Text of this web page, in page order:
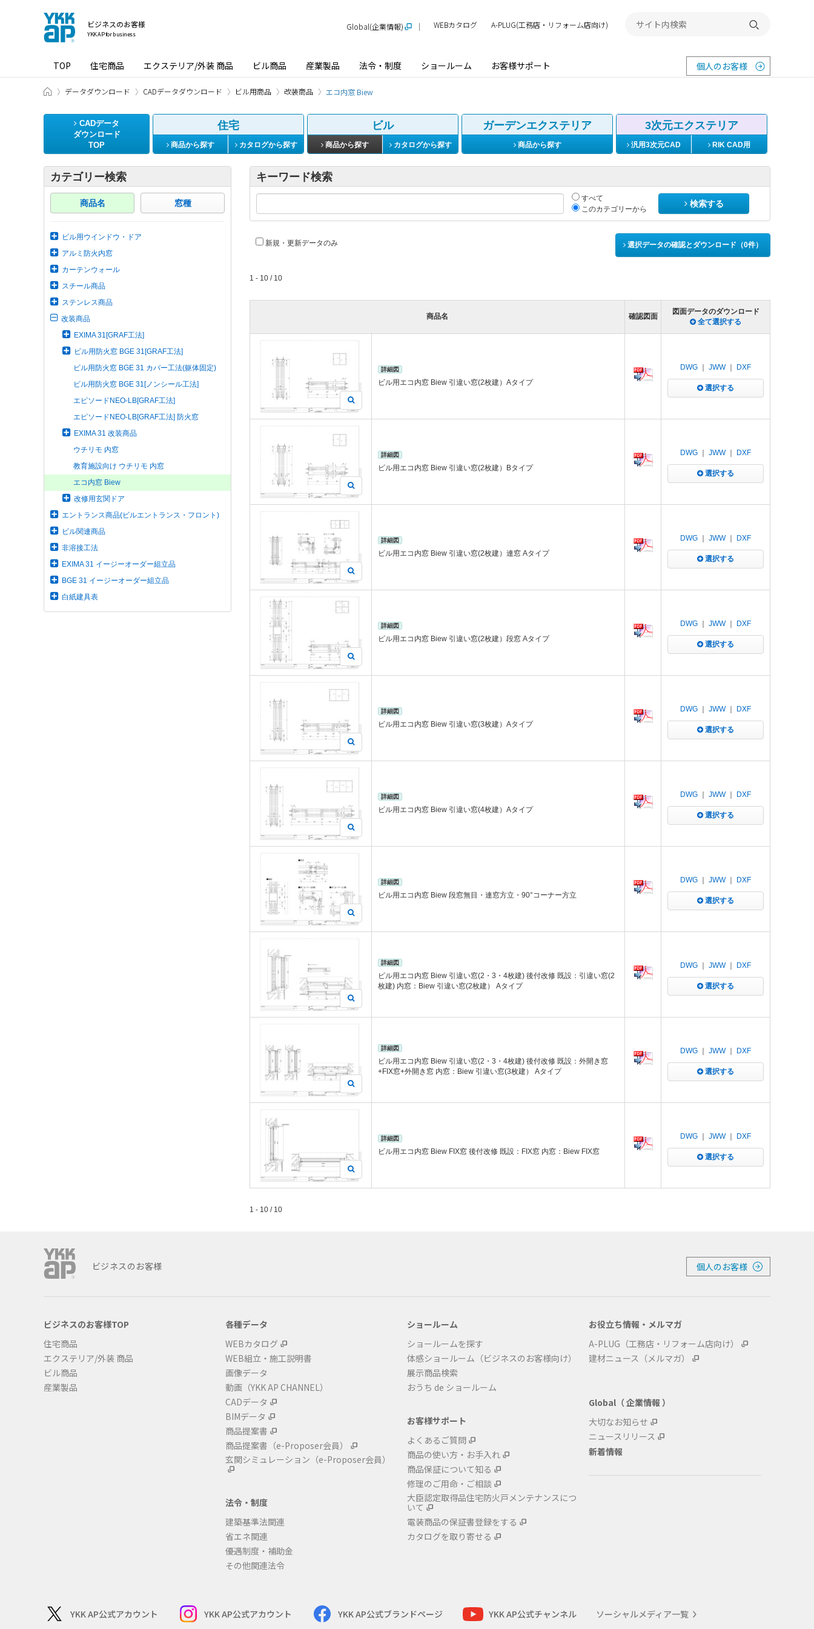
ビジネスのお客様
YKK AP for business
TOP 住宅商品 エクステリア/外装 商品 ビル商品 産業製品 法令・制度 ショールーム お客様サポート 個人のお客様
Global(企業情報) WEBカタログ A-PLUG(工務店・リフォーム店向け) 検索する
ビジネスのお客様 HOME
データダウンロード CADデータダウンロード ビル用商品 改装商品 エコ内窓 Biew
CADデータ
ダウンロード
TOP
住宅
商品から探す カタログから探す
ビル
商品から探す カタログから探す
ガーデンエクステリア
商品から探す
3次元エクステリア
汎用3次元CAD RIK CAD用
カテゴリー検索
商品名 窓種
ビル用ウインドウ・ドア
アルミ防火内窓
カーテンウォール
スチール商品
ステンレス商品
改装商品
EXIMA 31[GRAF工法]
ビル用防火窓 BGE 31[GRAF工法]
ビル用防火窓 BGE 31 カバー工法(躯体固定)
ビル用防火窓 BGE 31[ノンシール工法]
エピソードNEO-LB[GRAF工法]
エピソードNEO-LB[GRAF工法] 防火窓
EXIMA 31 改装商品
ウチリモ 内窓
教育施設向け ウチリモ 内窓
エコ内窓 Biew
改修用玄関ドア
エントランス商品(ビルエントランス・フロント)
ビル関連商品
非溶接工法
EXIMA 31 イージーオーダー組立品
BGE 31 イージーオーダー組立品
白紙建具表
キーワード検索
すべて
このカテゴリーから
検索する
新規・更新データのみ 選択データの確認とダウンロード（0件）
1 - 10 / 10
商品名 確認図面
図面データのダウンロード
全て選択する
詳細図
ビル用エコ内窓 Biew 引違い窓(2枚建）Aタイプ
DWG JWW｜ DXF
選択する
詳細図
ビル用エコ内窓 Biew 引違い窓(2枚建）Bタイプ
DWG JWW｜ DXF
選択する
詳細図
ビル用エコ内窓 Biew 引違い窓(2枚建）連窓 Aタイプ
DWG JWW｜ DXF
選択する
詳細図
ビル用エコ内窓 Biew 引違い窓(2枚建）段窓 Aタイプ
DWG JWW｜ DXF
選択する
詳細図
ビル用エコ内窓 Biew 引違い窓(3枚建）Aタイプ
DWG JWW｜ DXF
選択する
詳細図
ビル用エコ内窓 Biew 引違い窓(4枚建）Aタイプ
DWG JWW｜ DXF
選択する
詳細図
ビル用エコ内窓 Biew 段窓無目・連窓方立・90°コーナー方立
DWG JWW｜ DXF
選択する
詳細図
ビル用エコ内窓 Biew 引違い窓(2・3・4枚建) 後付改修 既設：引違い窓(2
枚建) 内窓：Biew 引違い窓(2枚建） Aタイプ
DWG JWW｜ DXF
選択する
詳細図
ビル用エコ内窓 Biew 引違い窓(2・3・4枚建) 後付改修 既設：外開き窓
+FIX窓+外開き窓 内窓：Biew 引違い窓(3枚建） Aタイプ
DWG JWW｜ DXF
選択する
詳細図
ビル用エコ内窓 Biew FIX窓 後付改修 既設：FIX窓 内窓：Biew FIX窓
DWG JWW｜ DXF
選択する
1 - 10 / 10
ビジネスのお客様 個人のお客様
ビジネスのお客様TOP
住宅商品
エクステリア/外装 商品
ビル商品
産業製品
各種データ
WEBカタログ
WEB組立・施工説明書
画像データ
動画（YKK AP CHANNEL）
CADデータ
BIMデータ
商品提案書
商品提案書 （e-Proposer会員）
玄関シミュレーション （e-Proposer会員）
法令・制度
建築基準法関連
省エネ関連
優遇制度・補助金
その他関連法令
ショールーム
ショールームを探す
体感ショールーム（ビジネスのお客様向け）
展示商品検索
おうち de ショールーム
お客様サポート
よくあるご質問
商品の使い方・お手入れ
商品保証について知る
修理のご用命・ご相談
大臣認定取得品住宅防火戸メンテナンスにつ
いて
電装商品の保証書登録をする
カタログを取り寄せる
お役立ち情報・メルマガ
A-PLUG（工務店・リフォーム店向け）
建材ニュース（メルマガ）
Global（ 企業情報 ）
大切なお知らせ
ニュースリリース
新着情報
YKK AP公式アカウント YKK AP公式アカウント YKK AP公式ブランドページ YKK AP公式チャンネル ソーシャルメディア一覧